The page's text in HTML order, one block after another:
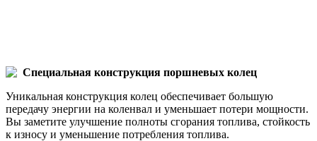
Специальная конструкция поршневых колец
Уникальная конструкция колец обеспечивает большую
передачу энергии на коленвал и уменьшает потери мощности.
Вы заметите улучшение полноты сгорания топлива, стойкость
к износу и уменьшение потребления топлива.